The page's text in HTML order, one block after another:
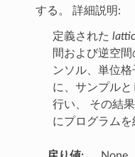
する。 詳細説明:
定義された
間および逆空
ンソル、単位
に、サンプル
行い、 その結
にプログラムを